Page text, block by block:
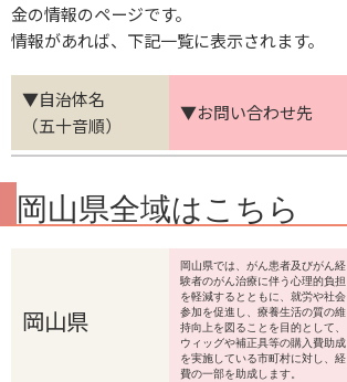
金の情報のページです。
情報があれば、下記一覧に表示されます。
▼自治体名
（五十音順）
▼お問い合わせ先
岡山県全域はこちら
岡山県
岡山県では、がん患者及びがん経
験者のがん治療に伴う心理的負担
を軽減するとともに、就労や社会
参加を促進し、療養生活の質の維
持向上を図ることを目的として、
ウィッグや補正具等の購入費助成
を実施している市町村に対し、経
費の一部を助成します。